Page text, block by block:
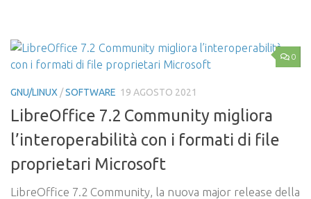
0
GNU/LINUX /SOFTWARE 19 AGOSTO 2021
LibreOffice 7.2 Community migliora
l’interoperabilità con i formati di file
proprietari Microsoft
LibreOffice 7.2 Community, la nuova major release della